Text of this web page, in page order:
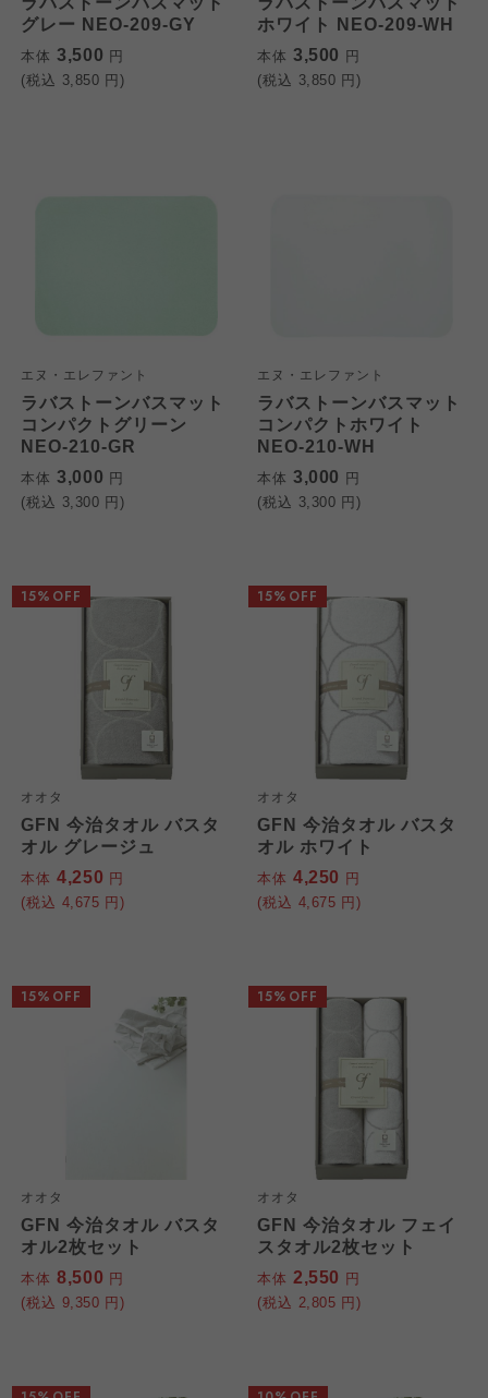
グレー NEO-209-GY
本体 3,500 円
(税込 3,850 円)
ホワイト NEO-209-WH
本体 3,500 円
(税込 3,850 円)
エヌ・エレファント
ラバストーンバスマット
コンパクトグリーン
NEO-210-GR
本体 3,000 円
(税込 3,300 円)
エヌ・エレファント
ラバストーンバスマット
コンパクトホワイト
NEO-210-WH
本体 3,000 円
(税込 3,300 円)
オオタ
GFN 今治タオル バスタ
オル グレージュ
本体 4,250 円
(税込 4,675 円)
15%OFF
オオタ
GFN 今治タオル バスタ
オル ホワイト
本体 4,250 円
(税込 4,675 円)
15%OFF
オオタ
GFN 今治タオル バスタ
オル2枚セット
本体 8,500 円
(税込 9,350 円)
15%OFF
オオタ
GFN 今治タオル フェイ
スタオル2枚セット
本体 2,550 円
(税込 2,805 円)
15%OFF